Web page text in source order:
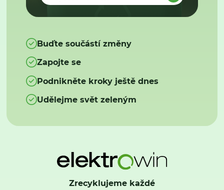
Buďte součástí změny
Zapojte se
Podnikněte kroky ještě dnes
Udělejme svět zeleným
Zrecyklujeme každé